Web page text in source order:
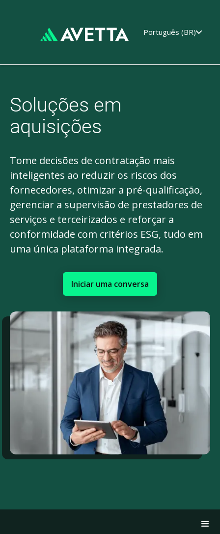
Português (BR)
Soluções em
aquisições
Tome decisões de contratação mais
inteligentes ao reduzir os riscos dos
fornecedores, otimizar a pré-qualificação,
gerenciar a supervisão de prestadores de
serviços e terceirizados e reforçar a
conformidade com critérios ESG, tudo em
uma única plataforma integrada.
Iniciar uma conversa